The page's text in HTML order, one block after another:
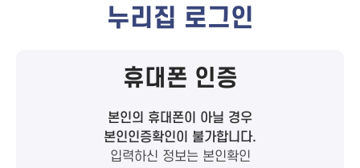
누리집 로그인
휴대폰 인증
본인의 휴대폰이 아닐 경우
본인인증확인이 불가합니다.
입력하신 정보는 본인확인